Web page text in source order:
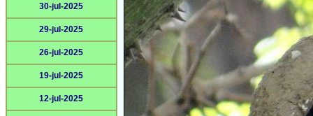
30-jul-2025
29-jul-2025
26-jul-2025
19-jul-2025
12-jul-2025